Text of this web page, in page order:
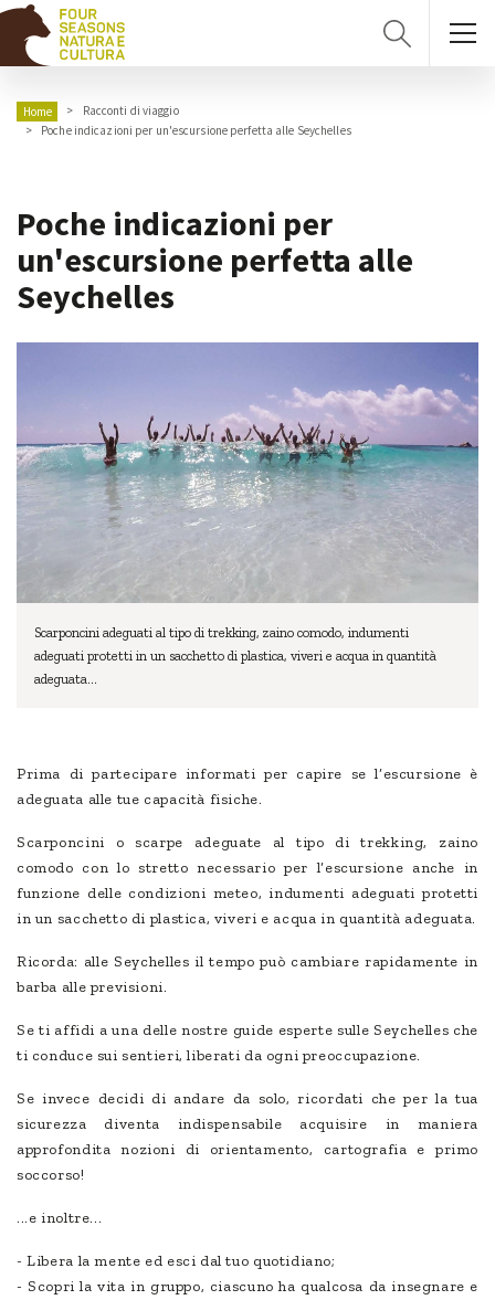
Home
Racconti di viaggio
Poche indicazioni per un'escursione perfetta alle Seychelles
Poche indicazioni per
un'escursione perfetta alle
Seychelles
Scarponcini adeguati al tipo di trekking, zaino comodo, indumenti
adeguati protetti in un sacchetto di plastica, viveri e acqua in quantità
adeguata...
Prima di partecipare informati per capire se l’escursione è
adeguata alle tue capacità fisiche.
Scarponcini o scarpe adeguate al tipo di trekking, zaino
comodo con lo stretto necessario per l’escursione anche in
funzione delle condizioni meteo, indumenti adeguati protetti
in un sacchetto di plastica, viveri e acqua in quantità adeguata.
Ricorda: alle Seychelles il tempo può cambiare rapidamente in
barba alle previsioni.
Se ti affidi a una delle nostre guide esperte sulle Seychelles che
ti conduce sui sentieri, liberati da ogni preoccupazione.
Se invece decidi di andare da solo, ricordati che per la tua
sicurezza diventa indispensabile acquisire in maniera
approfondita nozioni di orientamento, cartografia e primo
soccorso!
...e inoltre...
- Libera la mente ed esci dal tuo quotidiano;
- Scopri la vita in gruppo, ciascuno ha qualcosa da insegnare e